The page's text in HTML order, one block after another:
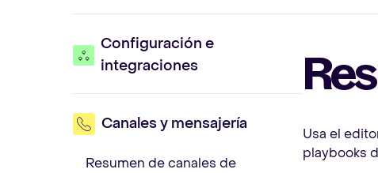
Configuración e
integraciones
Canales y mensajería
Resumen de canales de
Usa el
playbooks